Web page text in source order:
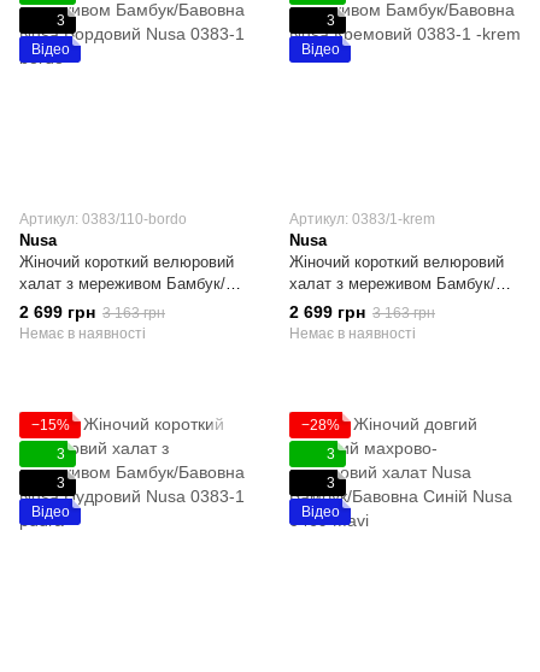
3
Відео
Артикул: 0383/110-bordo
Nusa
Жіночий короткий велюровий
халат з мереживом Бамбук/
Бавовна Nusa Бордовий S
2 699 грн 3 163 грн
Немає в наявності
3
Відео
Артикул: 0383/1-krem
Nusa
Жіночий короткий велюровий
халат з мереживом Бамбук/
Бавовна Nusa Кремовий S
2 699 грн 3 163 грн
Немає в наявності
−15%
3
3
Відео
−28%
3
3
Відео